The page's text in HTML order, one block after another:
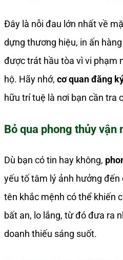
Đây là nỗi đau lớn nhất về
dựng thương hiệu, in ấn
được trát hầu tòa vì vi phạm
hộ. Hãy nhớ, cơ quan đăng
hữu trí tuệ là nơi bạn cần tra
Bỏ qua phong thủy vận
Dù bạn có tin hay không,
yếu tố tâm lý ảnh hưởng
tên khắc mệnh có thể khiến
bất an, lo lắng, từ đó đưa ra
doanh thiếu sáng suốt.